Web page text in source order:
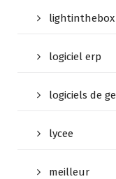
lightinthebox
logiciel erp
logiciels de
lycee
meilleur